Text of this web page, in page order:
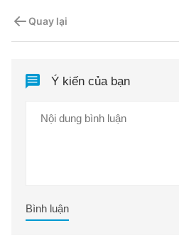
Quay lại
Ý kiến của bạn
Bình luận